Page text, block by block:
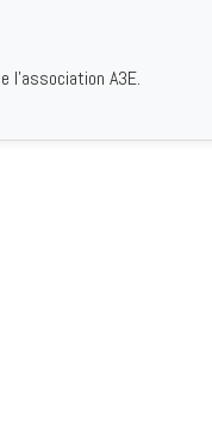
QUI SOMMES-
l'association A3E.